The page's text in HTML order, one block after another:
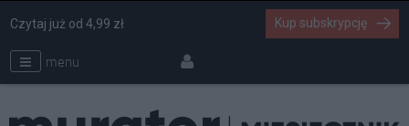
menu
Czytaj już od 4,99 zł Kup subskrypcję